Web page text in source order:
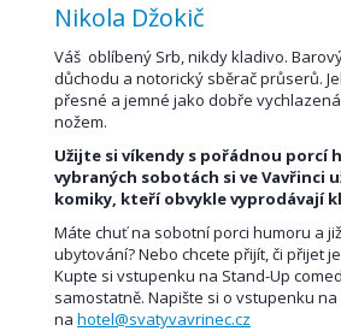
Nikola Džokič
Váš oblíbený Srb, nikdy kladivo.
důchodu a notorický sběrač průserů.
přesné a jemné jako dobře
nožem.
Užijte si víkendy s pořádnou porcí
vybraných sobotách si ve Vavřinci
komiky, kteří obvykle vyprodávají
Máte chuť na sobotní porci humoru a
ubytování? Nebo chcete přijít, či přijet
Kupte si vstupenku na Stand-Up
samostatně. Napište si o vstupenku na
na hotel@svatyvavrinec.cz